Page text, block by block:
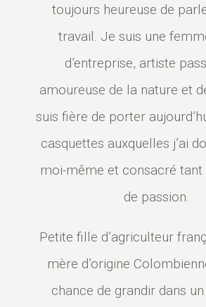
toujours heureuse de
travail. Je suis une
d’entreprise, artiste
amoureuse de la nature et
suis fière de porter
casquettes auxquelles j’ai
moi-même et consacré tant
de passion.
Petite fille d’agriculteur
mère d’origine
chance de grandir dans